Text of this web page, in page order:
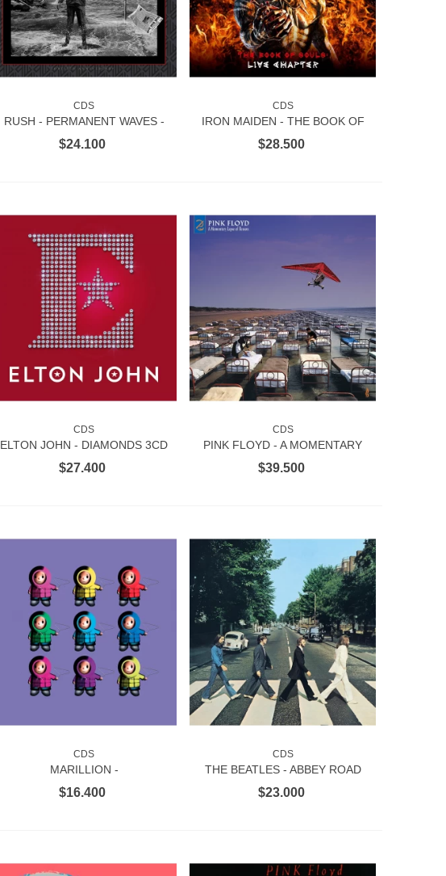
AÑADIR AL CARRITO
CDS
RUSH - PERMANENT WAVES -
40TH ANNIVERSARY 2CD
$24.100
AÑADIR AL CARRITO
CDS
IRON MAIDEN - THE BOOK OF
SOULS: LIVE CHAPTER 2CD
$28.500
AÑADIR AL CARRITO
CDS
ELTON JOHN - DIAMONDS 3CD
$27.400
AÑADIR AL CARRITO
CDS
PINK FLOYD - A MOMENTARY
LAPSE OF REASON CD + BLU
$39.500
AÑADIR AL CARRITO
CDS
MARILLION -
ANORAKNOPHOBIA 1CD
$16.400
VER MÁS
CDS
THE BEATLES - ABBEY ROAD
ANNIVERSARY EDITIONS 2CD
$23.000